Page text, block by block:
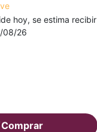
hoy, se estima recibir
08/26
Comprar